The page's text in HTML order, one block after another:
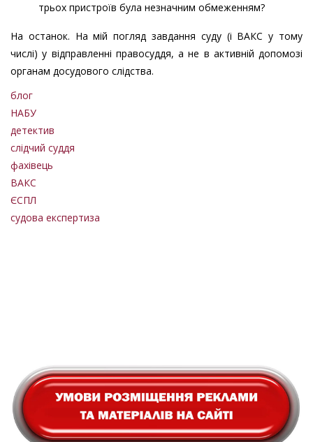
трьох пристроїв була незначним обмеженням?
На останок. На мій погляд завдання суду (і ВАКС у тому
числі) у відправленні правосуддя, а не в активній допомозі
органам досудового слідства.
блог
НАБУ
детектив
слідчий суддя
фахівець
ВАКС
ЄСПЛ
судова експертиза